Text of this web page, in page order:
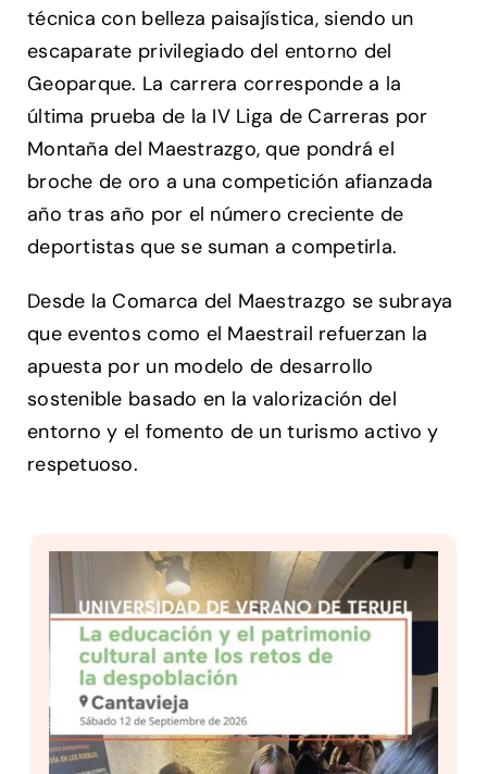
técnica con belleza paisajística, siendo un
escaparate privilegiado del entorno del
Geoparque. La carrera corresponde a la
última prueba de la IV Liga de Carreras por
Montaña del Maestrazgo, que pondrá el
broche de oro a una competición afianzada
año tras año por el número creciente de
deportistas que se suman a competirla.
Desde la Comarca del Maestrazgo se subraya
que eventos como el Maestrail refuerzan la
apuesta por un modelo de desarrollo
sostenible basado en la valorización del
entorno y el fomento de un turismo activo y
respetuoso.